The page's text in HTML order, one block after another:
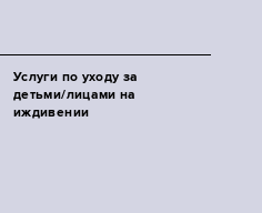
Услуги по уходу за
детьми/лицами на
иждивении